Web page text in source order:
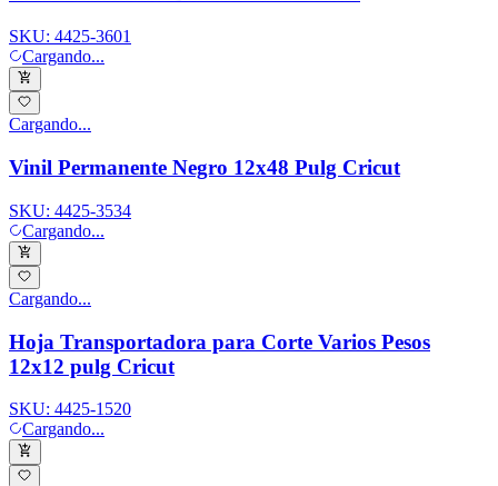
SKU: 4425-3601
Cargando...
Cargando...
Vinil Permanente Negro 12x48 Pulg Cricut
SKU: 4425-3534
Cargando...
Cargando...
Hoja Transportadora para Corte Varios Pesos
12x12 pulg Cricut
SKU: 4425-1520
Cargando...